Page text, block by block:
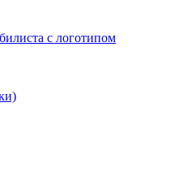
с логотипом